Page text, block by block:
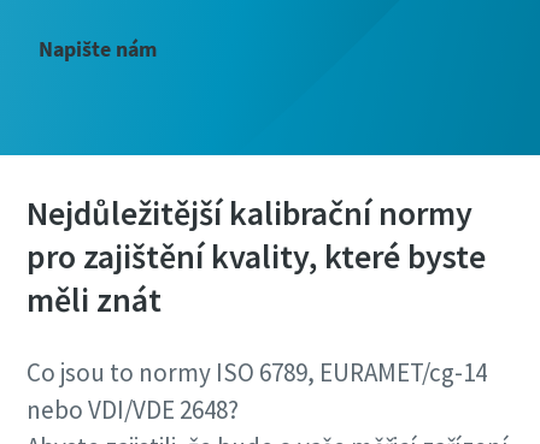
Napište nám
Nejdůležitější kalibrační normy
pro zajištění kvality, které byste
měli znát
Co jsou to normy ISO 6789, EURAMET/cg-14
nebo VDI/VDE 2648?